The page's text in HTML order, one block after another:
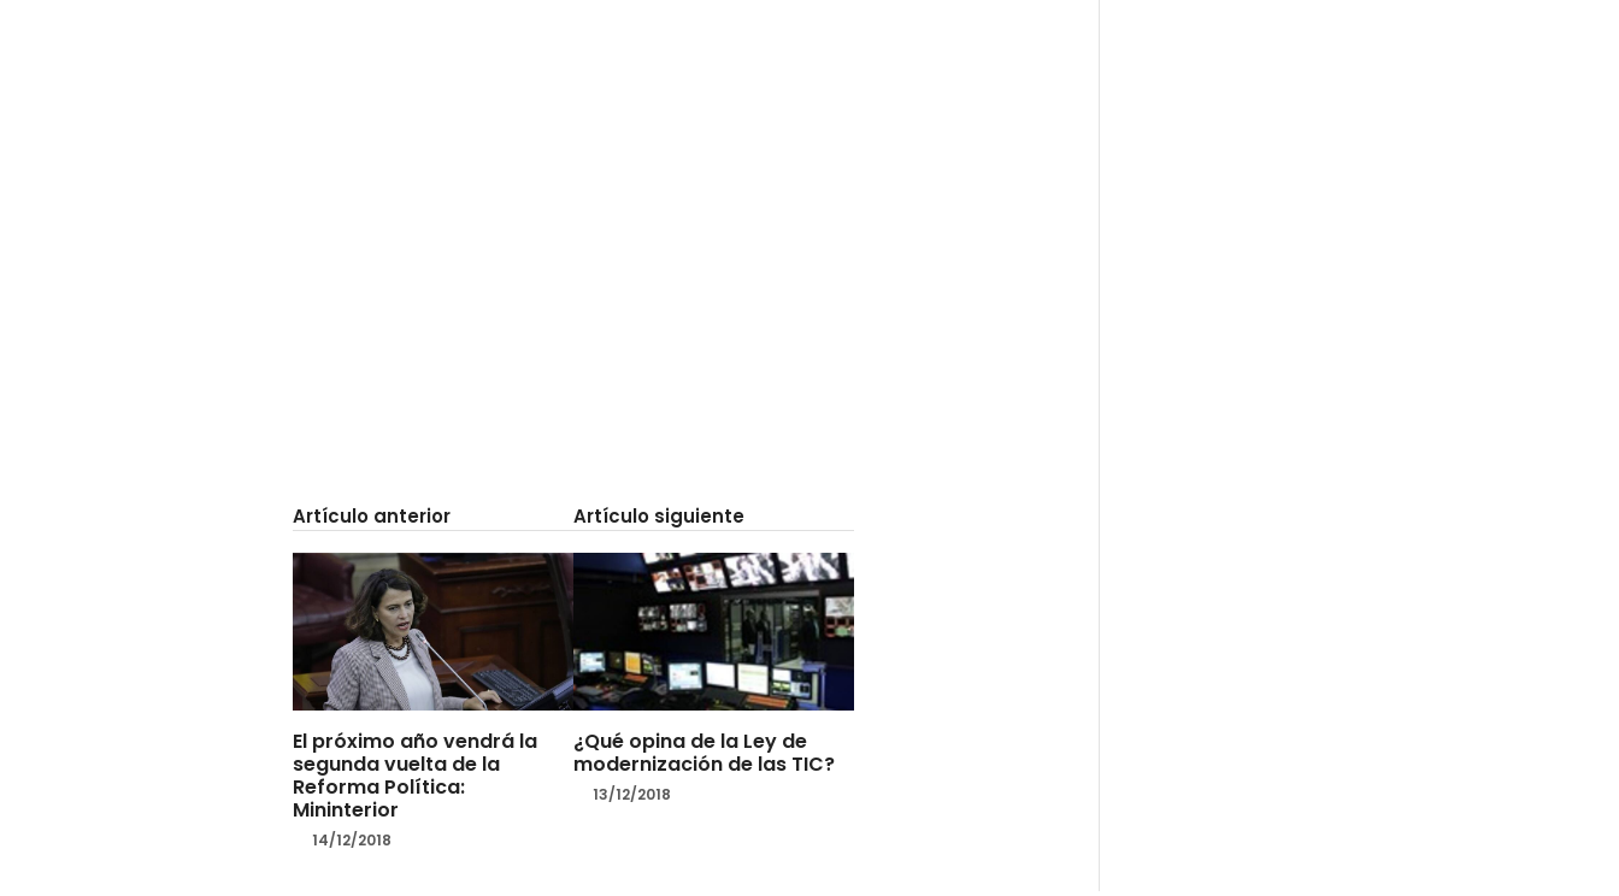
Artículo anterior
El próximo año vendrá la
segunda vuelta de la
Reforma Política:
Mininterior
14/12/2018
Artículo siguiente
¿Qué opina de la Ley de
modernización de las TIC?
13/12/2018